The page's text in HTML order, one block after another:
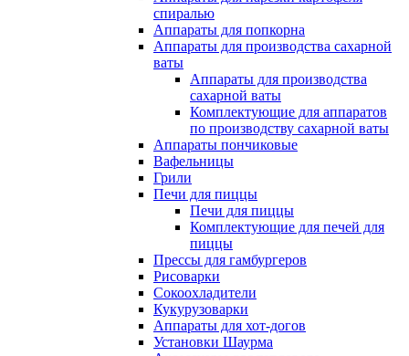
спиралью
Аппараты для попкорна
Аппараты для производства сахарной
ваты
Аппараты для производства
сахарной ваты
Комплектующие для аппаратов
по производству сахарной ваты
Аппараты пончиковые
Вафельницы
Грили
Печи для пиццы
Печи для пиццы
Комплектующие для печей для
пиццы
Прессы для гамбургеров
Рисоварки
Сокоохладители
Кукурузоварки
Аппараты для хот-догов
Установки Шаурма